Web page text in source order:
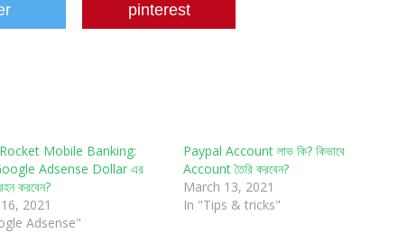
pinterest
Mobile Banking:
Adsense Dollar এর
করবেন?
2021
Adsense"
Paypal Account লাভ কি? কিভাবে
Account তৈরি করবেন?
March 13, 2021
In "Tips & tricks"